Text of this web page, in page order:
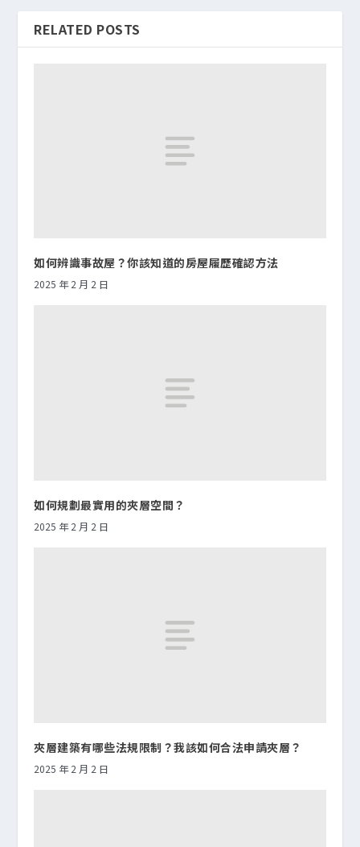
RELATED POSTS
如何辨識事故屋？你該知道的房屋履歷確認方法
2025 年 2 月 2 日
如何規劃最實用的夾層空間？
2025 年 2 月 2 日
夾層建築有哪些法規限制？我該如何合法申請夾層？
2025 年 2 月 2 日